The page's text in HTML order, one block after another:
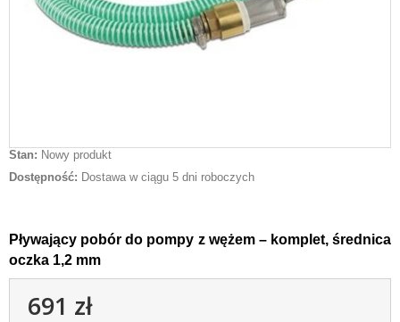
Stan: Nowy produkt
Dostępność: Dostawa w ciągu 5 dni roboczych
Pływający pobórdo pompy z wężem – komplet, średnica
oczka 1,2 mm
691 zł